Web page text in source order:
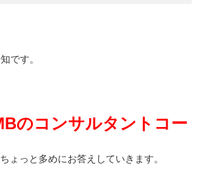
です。
のコンサルタントコー
ょっと多めにお答えしていきます。